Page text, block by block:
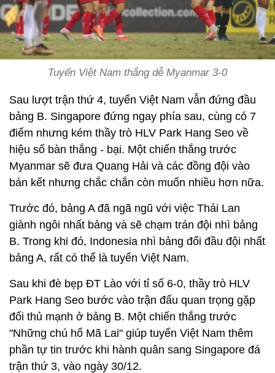
Tuyển Việt Nam thắng dễ Myanmar 3-0
Sau lượt trận thứ 4, tuyển Việt Nam vẫn đứng đầu
bảng B. Singapore đứng ngay phía sau, cùng có 7
điểm nhưng kém thầy trò HLV Park Hang Seo về
hiệu số bàn thắng - bại. Một chiến thắng trước
Myanmar sẽ đưa Quang Hải và các đồng đội vào
bán kết nhưng chắc chắn còn muốn nhiều hơn nữa.
Trước đó, bảng A đã ngã ngũ với việc Thái Lan
giành ngôi nhất bảng và sẽ chạm trán đội nhì bảng
B. Trong khi đó, Indonesia nhì bảng đối đầu đội nhất
bảng A, rất có thể là tuyển Việt Nam.
Sau khi đè bẹp ĐT Lào với tỉ số 6-0, thầy trò HLV
Park Hang Seo bước vào trận đấu quan trọng gặp
đối thủ mạnh ở bảng B. Một chiến thắng trước
"Những chú hổ Mã Lai" giúp tuyển Việt Nam thêm
phần tự tin trước khi hành quân sang Singapore đá
trận thứ 3, vào ngày 30/12.